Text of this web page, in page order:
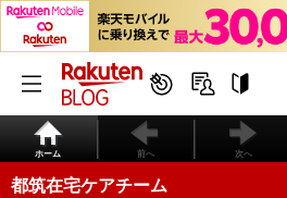
ホーム 前へ 次へ
都筑在宅ケアチーム